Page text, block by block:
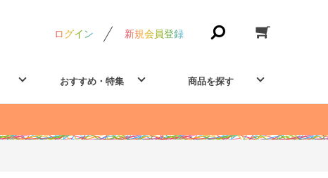
ログイン 新規会員登録
おすすめ・特集 商品を探す